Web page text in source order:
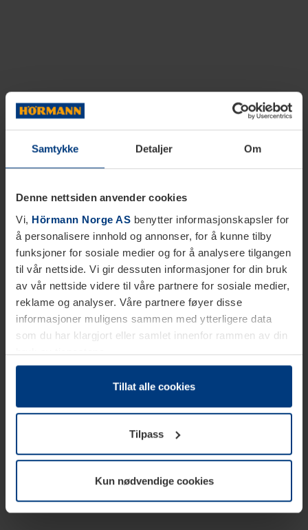
Samtykke Detaljer Om
Denne nettsiden anvender cookies
Vi, Hörmann Norge AS benytter informasjonskapsler for
å personalisere innhold og annonser, for å kunne tilby
funksjoner for sosiale medier og for å analysere tilgangen
til vår nettside. Vi gir dessuten informasjoner for din bruk
av vår nettside videre til våre partnere for sosiale medier,
reklame og analyser. Våre partnere føyer disse
informasjoner muligens sammen med ytterligere data
som du har klargjort eller samlet innenfor rammen av din
bruk av tjenestene.
Etter loven kan vi lagre informasjonskapsler på din
datamaskin, hvis disse er absolutt nødvendig for drift av
trenger vi din tillatelse. Du kan når som helst endre eller
tilbakekalle ditt samtykke i forklaringen av
informasjonskapselen på sidenPersonvernerklæringpå
Tillat alle cookies
Tilpass
Kun nødvendige cookies